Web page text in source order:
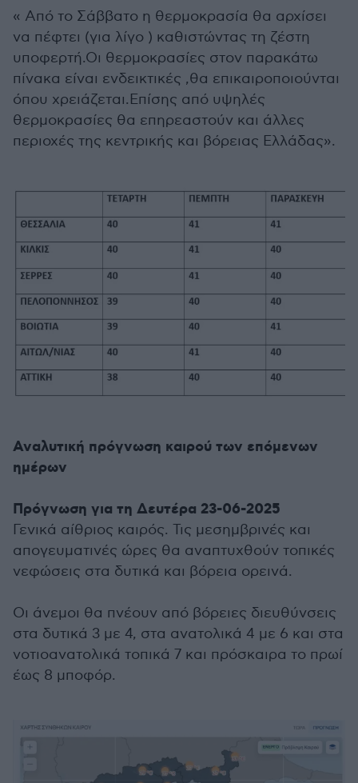
« Από το Σάββατο η θερμοκρασία θα αρχίσει
να πέφτει (για λίγο ) καθιστώντας τη ζέστη
υποφερτή.Οι θερμοκρασίες στον παρακάτω
πίνακα είναι ενδεικτικές ,θα επικαιροποιούνται
όπου χρειάζεται.Επίσης από υψηλές
θερμοκρασίες θα επηρεαστούν και άλλες
περιοχές της κεντρικής και βόρειας Ελλάδας».
Αναλυτική πρόγνωση καιρού των επόμενων
ημέρων
Πρόγνωση για τη Δευτέρα 23-06-2025
Γενικά αίθριος καιρός. Τις μεσημβρινές και
απογευματινές ώρες θα αναπτυχθούν τοπικές
νεφώσεις στα δυτικά και βόρεια ορεινά.
Οι άνεμοι θα πνέουν από βόρειες διευθύνσεις
στα δυτικά 3 με 4, στα ανατολικά 4 με 6 και στα
νοτιοανατολικά τοπικά 7 και πρόσκαιρα το πρωί
έως 8 μποφόρ.